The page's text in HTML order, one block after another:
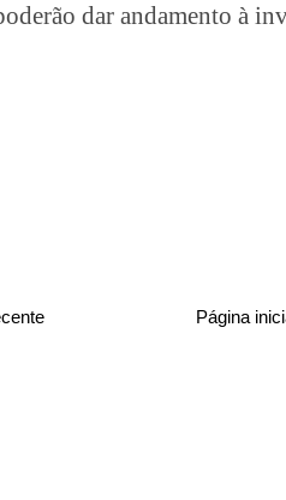
dar andamento à
Página